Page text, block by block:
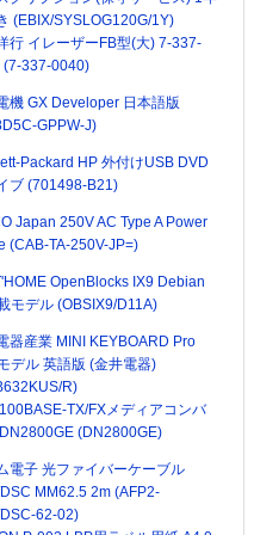
(EBIX/SYSLOG120G/1Y)
行 イレーザーFB型(大) 7-337-
(7-337-0040)
機 GX Developer 日本語版
GPPW-J)
Packard HP 外付けUSB DVD
ブ (701498-B21)
Japan 250V AC Type A Power
(CAB-TA-250V-JP=)
OpenBlocks IX9 Debian
モデル (OBSIX9/D11A)
器産業 MINI KEYBOARD Pro
デル 英語版 (金井電器)
R)
TX/FXメディアコンバ
(DN2800GE)
電子 光ファイバーケーブル
MM62.5 2m (AFP2-
62-02)